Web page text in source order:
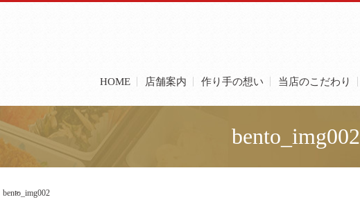
HOME 店舗案内 作り手の想い 当店のこだわり
bento_img002
bento_img002